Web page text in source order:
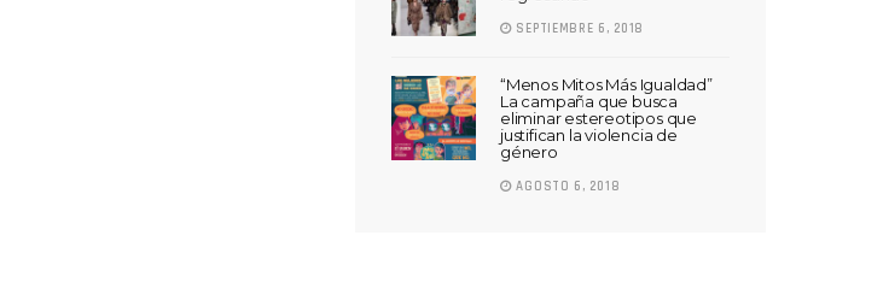
SEPTIEMBRE 6, 2018
“Menos Mitos Más Igualdad”
La campaña que busca
eliminar estereotipos que
justifican la violencia de
género
AGOSTO 6, 2018